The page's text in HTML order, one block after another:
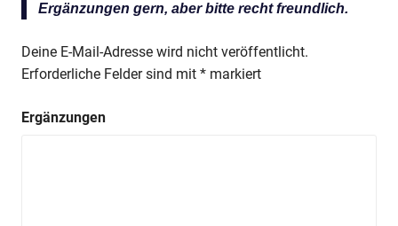
Ergänzungen gern, aber bitte recht freundlich.
Deine E-Mail-Adresse wird nicht veröffentlicht.
Erforderliche Felder sind mit * markiert
Ergänzungen